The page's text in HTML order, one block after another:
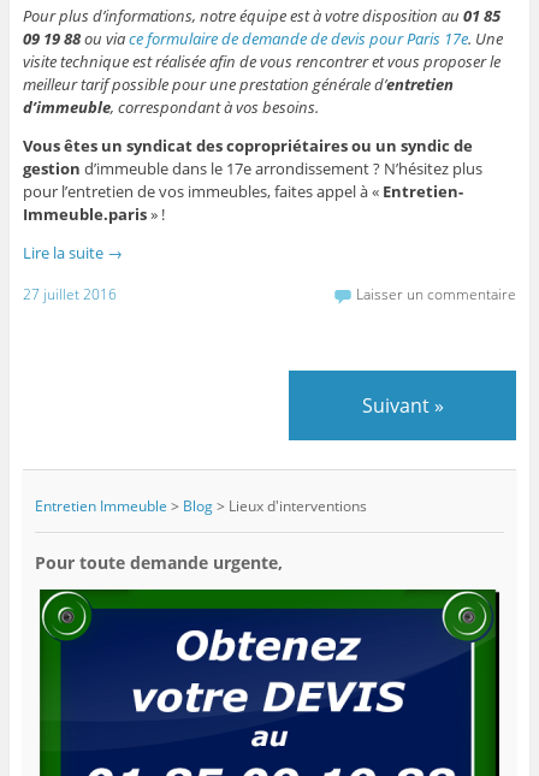
Pour plus d’informations, notre équipe est à votre disposition au 01 85
09 19 88ou viace formulaire de demande de devis pour Paris 17e. Une
visite technique est réalisée afin de vous rencontrer et vous proposer le
meilleur tarif possible pour une prestation générale d’entretien
d’immeuble, correspondant à vos besoins.
Vous êtes un syndicat des copropriétaires ou un syndic de
gestion d’immeuble dans le 17e arrondissement ? N’hésitez plus
pour l’entretien de vos immeubles, faites appel à « Entretien-
Immeuble.paris» !
Lire la suite →
27 juillet 2016 Laisser un commentaire
Suivant»
Entretien Immeuble > Blog> Lieux d'interventions
Pour toute demande urgente,